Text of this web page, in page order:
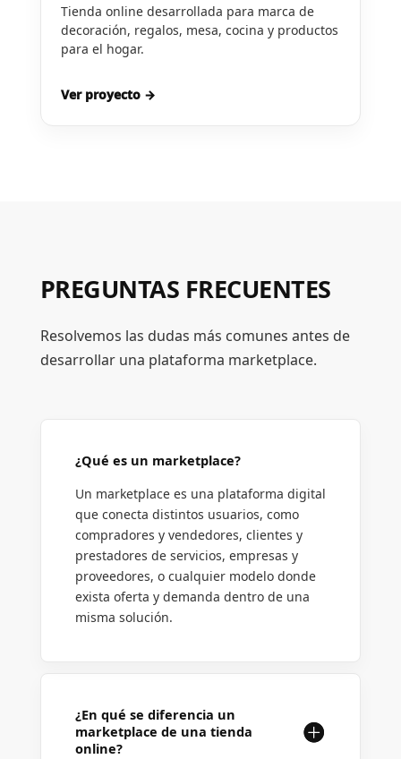
Tienda online desarrollada para marca de
decoración, regalos, mesa, cocina y productos
para el hogar.
Ver proyecto →
PREGUNTAS FRECUENTES
Resolvemos las dudas más comunes antes de
desarrollar una plataforma marketplace.
¿Qué es un marketplace?
Un marketplace es una plataforma digital
que conecta distintos usuarios, como
compradores y vendedores, clientes y
prestadores de servicios, empresas y
proveedores, o cualquier modelo donde
exista oferta y demanda dentro de una
misma solución.
¿En qué se diferencia un
marketplace de una tienda
online?